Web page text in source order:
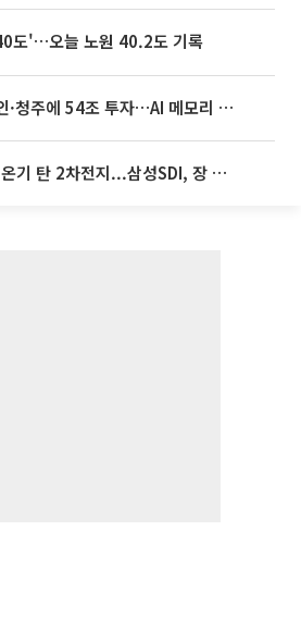
도'…오늘 노원 40.2도 기록
SK하이닉스, 용인·청주에 54조 투자…AI 메모리 생산기지 키운다
[특징주] 반도체 온기 탄 2차전지...삼성SDI, 장 초반 7% 넘게 껑충